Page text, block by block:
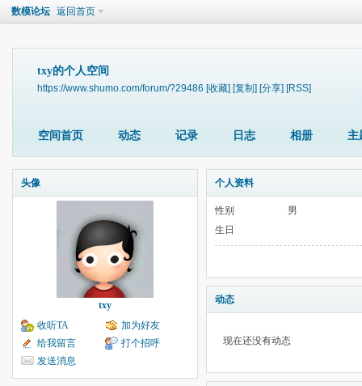
数模论坛 返回首页
txy的个人空间
https://www.shumo.com/forum/?29486 [收藏] [复制] [分享] [RSS]
空间首页 动态 记录 日志 相册 主
头像
txy
收听TA
加为好友
给我留言
打个招呼
发送消息
个人资料
性别
男
生日
动态
现在还没有动态